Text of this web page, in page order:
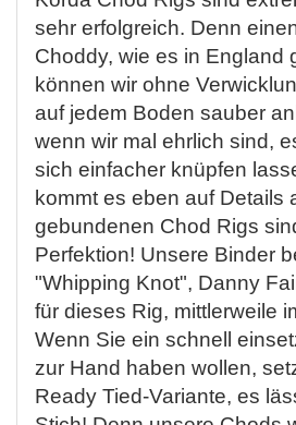
sehr erfolgreich. Denn
Choddy, wie es in England
können wir ohne
auf jedem Boden sauber
wenn wir mal ehrlich sind,
sich einfacher knüpfen
kommt es eben auf Details
gebundenen Chod Rigs
Perfektion! Unsere Binder
"Whipping Knot", Danny
für dieses Rig, mittlerweile
Wenn Sie ein schnell
zur Hand haben wollen,
Ready Tied-Variante, es